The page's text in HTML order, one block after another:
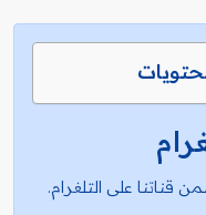
قناتنا على التلغرام.